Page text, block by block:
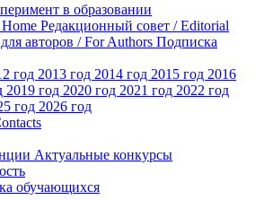
в образовании
Редакционный совет / Editorial
авторов / For Authors Подписка
год 2013 год 2014 год 2015 год 2016
2019 год 2020 год 2021 год 2022 год
год 2026 год
Актуальные конкурсы
обучающихся